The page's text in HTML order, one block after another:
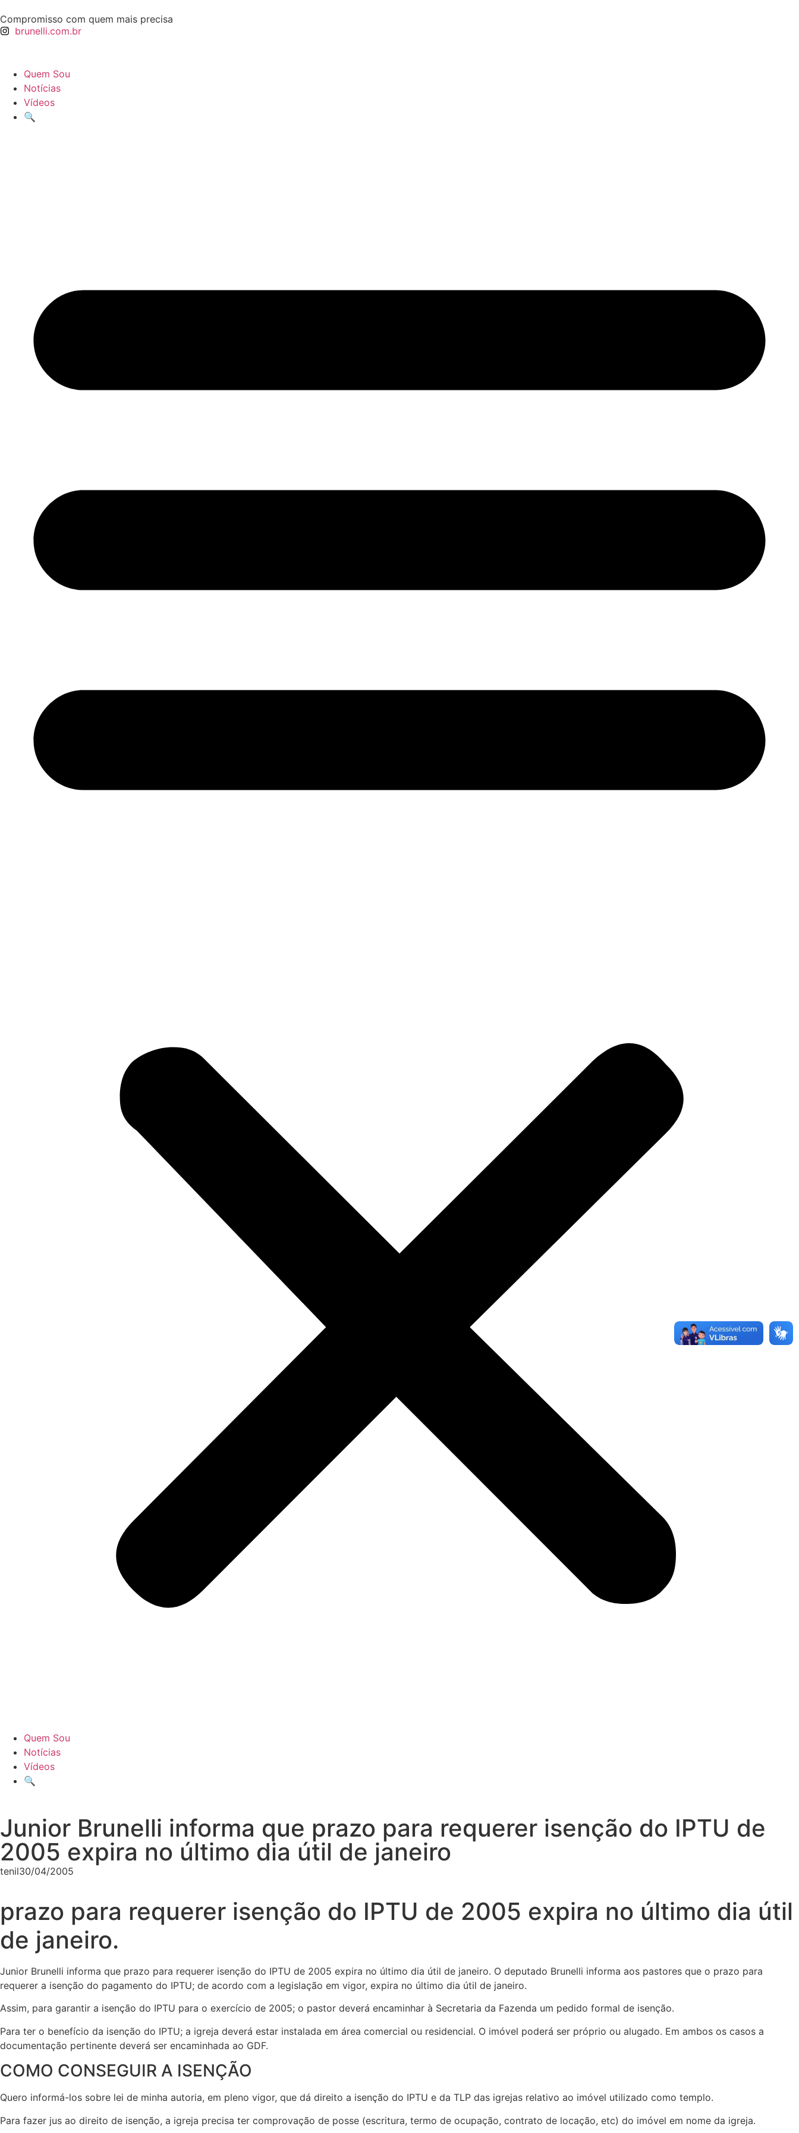
Compromisso com quem mais precisa
brunelli.com.br
Quem Sou
Notícias
Vídeos
🔍
Quem Sou
Notícias
Vídeos
🔍
Junior Brunelli informa que prazo para requerer isenção do IPTU de
2005 expira no último dia útil de janeiro
tenil30/04/2005
prazo para requerer isenção do IPTU de 2005 expira no último dia útil
de janeiro.
Junior Brunelli informa que prazo para requerer isenção do IPTU de 2005 expira no último dia útil de janeiro. O deputado Brunelli informa aos pastores que o prazo para
requerer a isenção do pagamento do IPTU; de acordo com a legislação em vigor, expira no último dia útil de janeiro.
Assim, para garantir a isenção do IPTU para o exercício de 2005; o pastor deverá encaminhar à Secretaria da Fazenda um pedido formal de isenção.
Para ter o benefício da isenção do IPTU; a igreja deverá estar instalada em área comercial ou residencial. O imóvel poderá ser próprio ou alugado. Em ambos os casos a
documentação pertinente deverá ser encaminhada ao GDF.
COMO CONSEGUIR A ISENÇÃO
Quero informá-los sobre lei de minha autoria, em pleno vigor, que dá direito a isenção do IPTU e da TLP das igrejas relativo ao imóvel utilizado como templo.
Para fazer jus ao direito de isenção, a igreja precisa ter comprovação de posse (escritura, termo de ocupação, contrato de locação, etc) do imóvel em nome da igreja.